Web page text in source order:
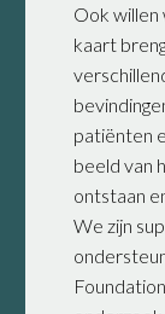
Ook willen
kaart
patiënten
beeld van
ontstaan
We zijn